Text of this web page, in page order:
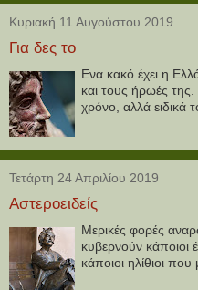
Κυριακή 11 Αυγούστου 2019
Για δες το
Ενα κακό έχει η
και τους ήρωές
χρόνο, αλλά ειδικά
Τετάρτη 24 Απριλίου 2019
Αστεροειδείς
Μερικές φορές
κυβερνούν κάποιοι
κάποιοι ηλίθιοι που